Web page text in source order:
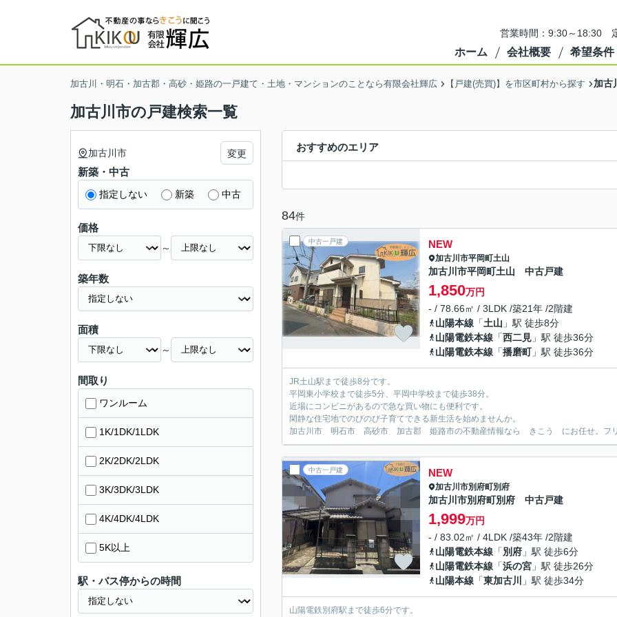
営業時間：9:30～18:30
ホーム 会社概要 希望条件
加古川・明石・加古郡・高砂・姫路の一戸建て・土地・マンションのことなら有限会社輝広 【戸建(売買)】を市区町村から探す 加古
加古川市の戸建検索一覧
おすすめのエリア
84件
中古一戸建 NEW
加古川市平岡町土山
加古川市平岡町土山 中古戸建
1,850万円
- / 78.66㎡ / 3LDK /築21年 /2階建
山陽本線 「土山 」駅 徒歩8分
山陽電鉄本線 「西二見 」駅 徒歩36分
山陽電鉄本線 「播磨町」駅 徒歩36分
JR土山駅まで徒歩8分です。
平岡東小学校まで徒歩5分、平岡中学校まで徒歩38分。
近場にコンビニがあるので急な買い物にも便利です。
閑静な住宅地でのびのび子育てできる新生活を始めませんか。
加古川市 明石市 高砂市 加古郡 姫路市の不動産情報なら きこう にお任せ。フリ
中古一戸建 NEW
加古川市別府町別府
加古川市別府町別府 中古戸建
1,999万円
- / 83.02㎡ / 4LDK /築43年 /2階建
山陽電鉄本線 「別府 」駅 徒歩6分
山陽電鉄本線 「浜の宮 」駅 徒歩26分
山陽本線 「東加古川 」駅 徒歩34分
山陽電鉄別府駅まで徒歩6分です。
加古川市 変更
新築・中古
指定しない 新築 中古
価格
～
築年数
面積
～
間取り
ワンルーム
1K/1DK/1LDK
2K/2DK/2LDK
3K/3DK/3LDK
4K/4DK/4LDK
5K以上
駅・バス停からの時間